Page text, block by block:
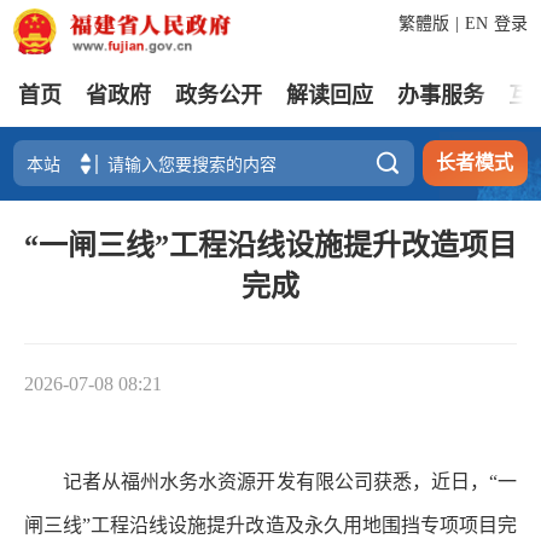
登录
繁體版 EN
首页 省政府 政务公开 解读回应 办事服务 互
 长者模式
“一闸三线”工程沿线设施提升改造项目
完成
2026-07-08 08:21
记者从福州水务水资源开发有限公司获悉，近日，“一
闸三线”工程沿线设施提升改造及永久用地围挡专项项目完